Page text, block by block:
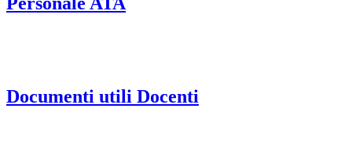
Documenti utili Docenti